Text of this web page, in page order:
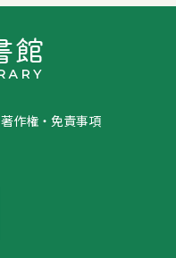
著作権・免責事項